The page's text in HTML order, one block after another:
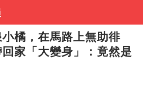
橘，在馬路上無助徘
家「大變身」：竟然是